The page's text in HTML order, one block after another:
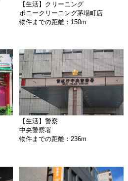
【生活】クリーニング
ポニークリーニング茅場町店
物件までの距離：150m
【生活】警察
中央警察署
物件までの距離：236m